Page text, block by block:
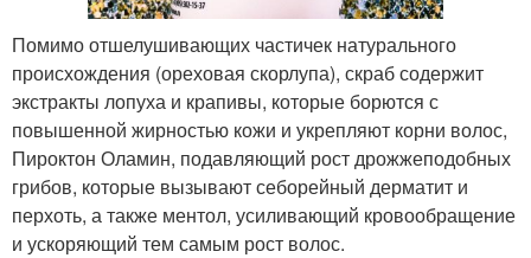
Помимо отшелушивающих частичек натурального
происхождения (ореховая скорлупа), скраб содержит
экстракты лопуха и крапивы, которые борются с
повышенной жирностью кожи и укрепляют корни волос,
Пироктон Оламин, подавляющий рост дрожжеподобных
грибов, которые вызывают себорейный дерматит и
перхоть, а также ментол, усиливающий кровообращение
и ускоряющий тем самым рост волос.